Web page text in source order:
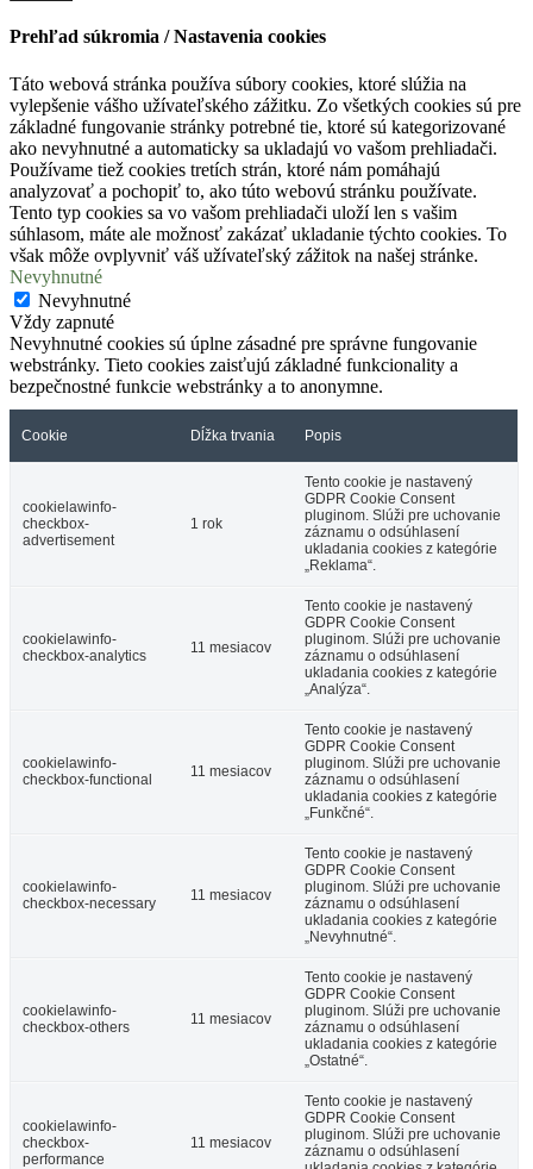
Prehľad súkromia / Nastavenia cookies
Táto webová stránka používa súbory cookies, ktoré slúžia na
vylepšenie vášho užívateľského zážitku. Zo všetkých cookies sú pre
základné fungovanie stránky potrebné tie, ktoré sú kategorizované
ako nevyhnutné a automaticky sa ukladajú vo vašom prehliadači.
Používame tiež cookies tretích strán, ktoré nám pomáhajú
analyzovať a pochopiť to, ako túto webovú stránku používate.
Tento typ cookies sa vo vašom prehliadači uloží len s vašim
súhlasom, máte ale možnosť zakázať ukladanie týchto cookies. To
však môže ovplyvniť váš užívateľský zážitok na našej stránke.
Nevyhnutné
Nevyhnutné
Vždy zapnuté
Nevyhnutné cookies sú úplne zásadné pre správne fungovanie
webstránky. Tieto cookies zaisťujú základné funkcionality a
bezpečnostné funkcie webstránky a to anonymne.
Cookie Dĺžka trvania Popis
cookielawinfo-
checkbox-
advertisement
1 rok
Tento cookie je nastavený
GDPR Cookie Consent
pluginom. Slúži pre uchovanie
záznamu o odsúhlasení
ukladania cookies z kategórie
„Reklama“.
cookielawinfo-
checkbox-analytics
11 mesiacov
Tento cookie je nastavený
GDPR Cookie Consent
pluginom. Slúži pre uchovanie
záznamu o odsúhlasení
ukladania cookies z kategórie
„Analýza“.
cookielawinfo-
checkbox-functional
11 mesiacov
Tento cookie je nastavený
GDPR Cookie Consent
pluginom. Slúži pre uchovanie
záznamu o odsúhlasení
ukladania cookies z kategórie
„Funkčné“.
cookielawinfo-
checkbox-necessary
11 mesiacov
Tento cookie je nastavený
GDPR Cookie Consent
pluginom. Slúži pre uchovanie
záznamu o odsúhlasení
ukladania cookies z kategórie
„Nevyhnutné“.
cookielawinfo-
checkbox-others
11 mesiacov
Tento cookie je nastavený
GDPR Cookie Consent
pluginom. Slúži pre uchovanie
záznamu o odsúhlasení
ukladania cookies z kategórie
„Ostatné“.
cookielawinfo-
checkbox-
performance
11 mesiacov
Tento cookie je nastavený
GDPR Cookie Consent
pluginom. Slúži pre uchovanie
záznamu o odsúhlasení